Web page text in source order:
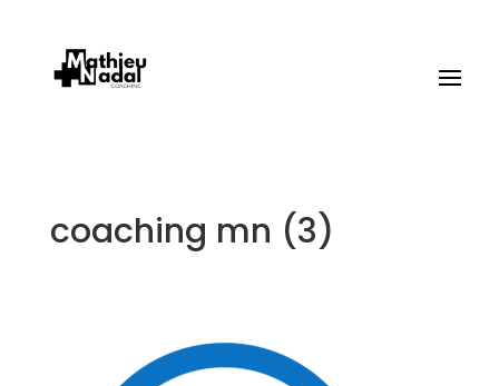
coaching mn (3)